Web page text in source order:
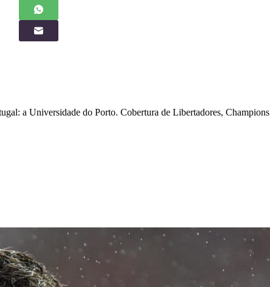
a Universidade do Porto. Cobertura de Libertadores, Champions